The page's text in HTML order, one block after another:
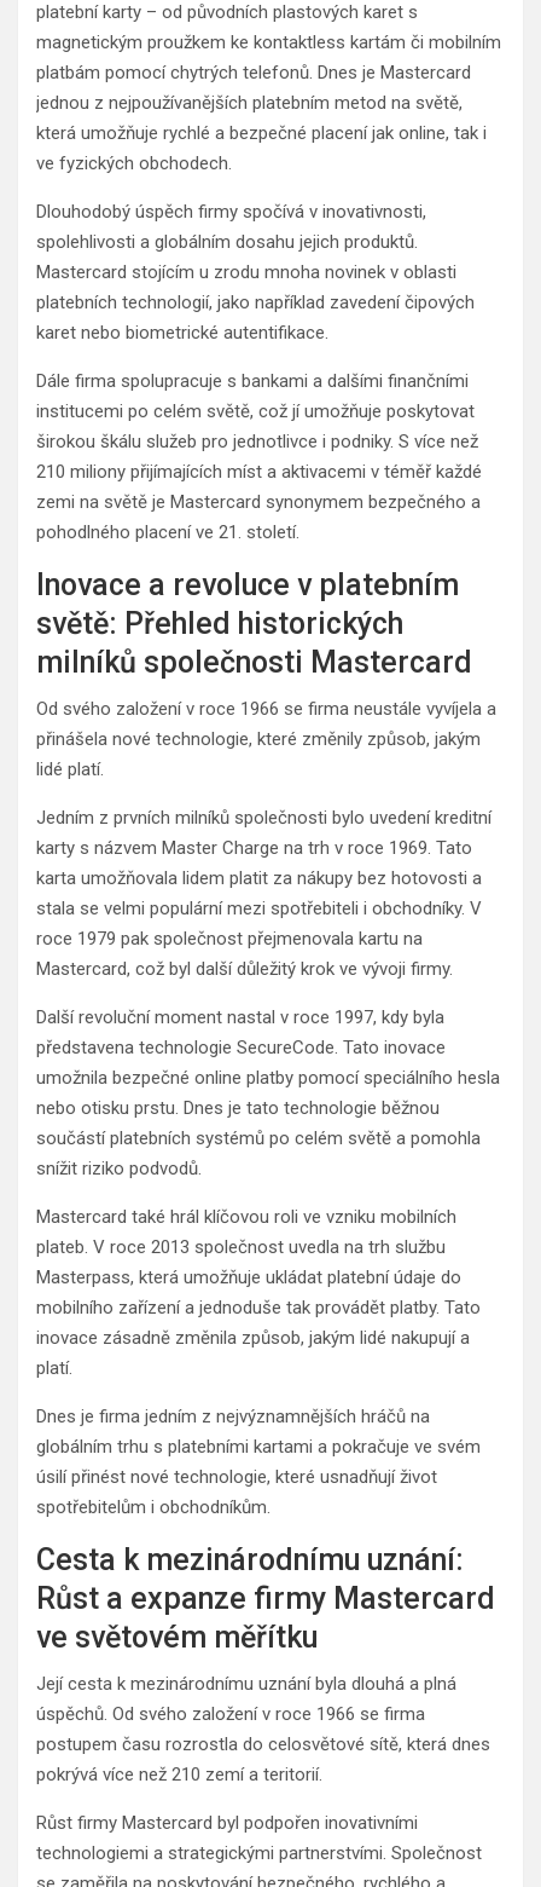
platební karty – od původních plastových karet s
magnetickým proužkem ke kontaktless kartám či mobilním
platbám pomocí chytrých telefonů. Dnes je Mastercard
jednou z nejpoužívanějších platebním metod na světě,
která umožňuje rychlé a bezpečné placení jak online, tak i
ve fyzických obchodech.
Dlouhodobý úspěch firmy spočívá v inovativnosti,
spolehlivosti a globálním dosahu jejich produktů.
Mastercard stojícím u zrodu mnoha novinek v oblasti
platebních technologií, jako například zavedení čipových
karet nebo biometrické autentifikace.
Dále firma spolupracuje s bankami a dalšími finančními
institucemi po celém světě, což jí umožňuje poskytovat
širokou škálu služeb pro jednotlivce i podniky. S více než
210 miliony přijímajících míst a aktivacemi v téměř každé
zemi na světě je Mastercard synonymem bezpečného a
pohodlného placení ve 21. století.
Inovace a revoluce v platebním
světě: Přehled historických
milníků společnosti Mastercard
Od svého založení v roce 1966 se firma neustále vyvíjela a
přinášela nové technologie, které změnily způsob, jakým
lidé platí.
Jedním z prvních milníků společnosti bylo uvedení kreditní
karty s názvem Master Charge na trh v roce 1969. Tato
karta umožňovala lidem platit za nákupy bez hotovosti a
stala se velmi populární mezi spotřebiteli i obchodníky. V
roce 1979 pak společnost přejmenovala kartu na
Mastercard, což byl další důležitý krok ve vývoji firmy.
Další revoluční moment nastal v roce 1997, kdy byla
představena technologie SecureCode. Tato inovace
umožnila bezpečné online platby pomocí speciálního hesla
nebo otisku prstu. Dnes je tato technologie běžnou
součástí platebních systémů po celém světě a pomohla
snížit riziko podvodů.
Mastercard také hrál klíčovou roli ve vzniku mobilních
plateb. V roce 2013 společnost uvedla na trh službu
Masterpass, která umožňuje ukládat platební údaje do
mobilního zařízení a jednoduše tak provádět platby. Tato
inovace zásadně změnila způsob, jakým lidé nakupují a
platí.
Dnes je firma jedním z nejvýznamnějších hráčů na
globálním trhu s platebními kartami a pokračuje ve svém
úsilí přinést nové technologie, které usnadňují život
spotřebitelům i obchodníkům.
Cesta k mezinárodnímu uznání:
Růst a expanze firmy Mastercard
ve světovém měřítku
Její cesta k mezinárodnímu uznání byla dlouhá a plná
úspěchů. Od svého založení v roce 1966 se firma
postupem času rozrostla do celosvětové sítě, která dnes
pokrývá více než 210 zemí a teritorií.
Růst firmy Mastercard byl podpořen inovativními
technologiemi a strategickými partnerstvími. Společnost